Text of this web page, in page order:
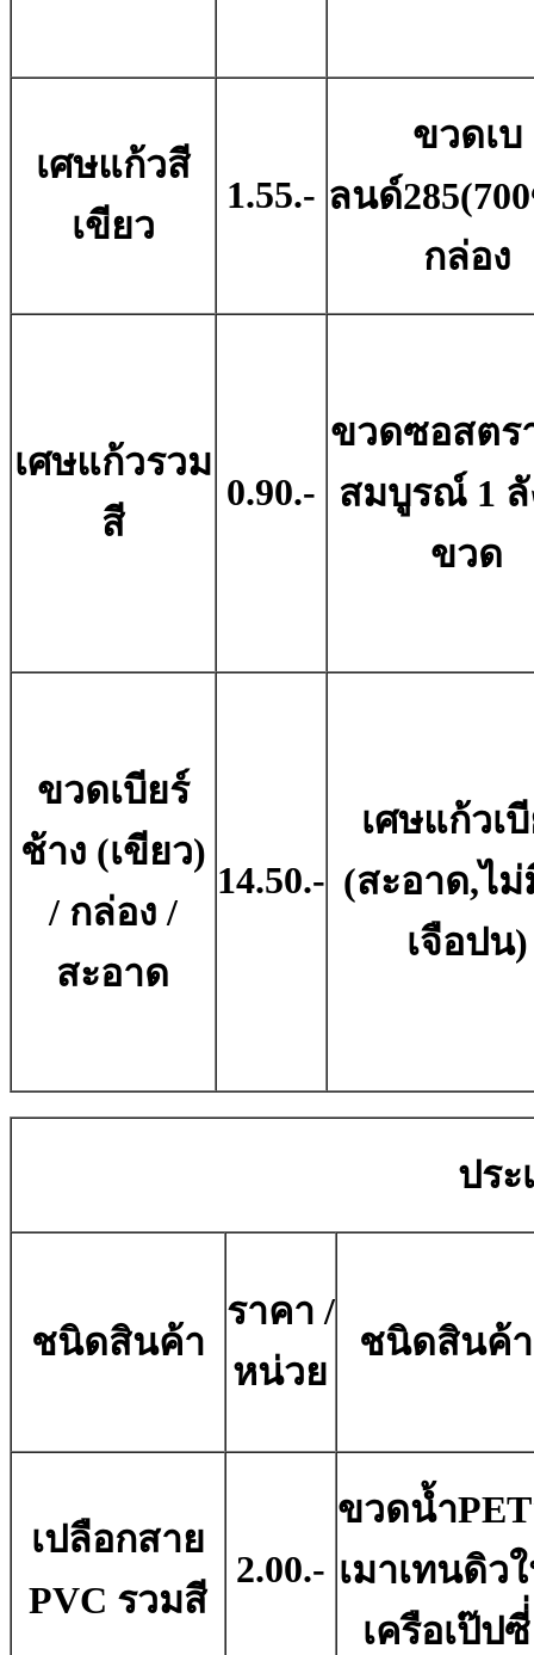
เศษแก้วสี
เขียว
1.55.-
ขวดเบ
ลนด์
กล่อง
เศษแก้วรวม
สี
0.90.-
ขวดซอสตร
สมบูรณ์ 1 ลั
ขวด
ขวดเบียร์
ช้าง (เขียว)
/ กล่อง /
สะอาด
14.50.-
เศษแก้วเ
(สะอาด,ไม่
เจือปน)
ประ
ชนิดสินค้า
ราคา /
หน่วย
ชนิดสินค้า
เปลือกสาย
PVC รวมสี
2.00.-
ขวดน้ำ
เมาเทนดิว
เครือเป๊ปซี่่